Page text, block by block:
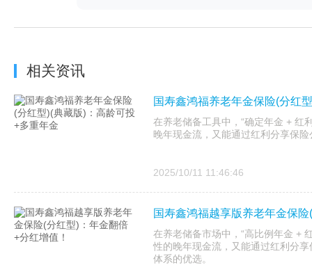
相关资讯
国寿鑫鸿福养老年金保险(分红
在养老储备工具中，“确定年金 + 红
晚年现金流，又能通过红利分享保
2025/10/11 11:46:46
国寿鑫鸿福越享版养老年金保
在养老储备市场中，“高比例年金 +
性的晚年现金流，又能通过红利分
体系的优选。